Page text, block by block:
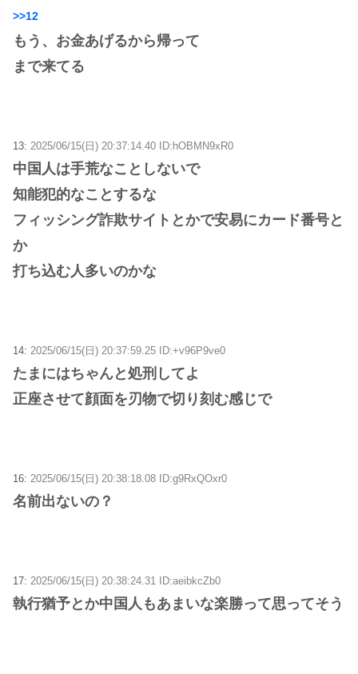
>>12
もう、お金あげるから帰って
まで来てる
13: 2025/06/15(日) 20:37:14.40 ID:hOBMN9xR0
中国人は手荒なことしないで
知能犯的なことするな
フィッシング詐欺サイトとかで安易にカード番号と
か
打ち込む人多いのかな
14: 2025/06/15(日) 20:37:59.25 ID:+v96P9ve0
たまにはちゃんと処刑してよ
正座させて顔面を刃物で切り刻む感じで
16: 2025/06/15(日) 20:38:18.08 ID:g9RxQOxr0
名前出ないの？
17: 2025/06/15(日) 20:38:24.31 ID:aeibkcZb0
執行猶予とか中国人もあまいな楽勝って思ってそう